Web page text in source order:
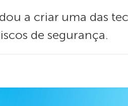
a criar uma das
de segurança.